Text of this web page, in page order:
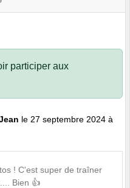
participer aux
le 27 septembre 2024 à
! C'est super de traîner
Bien 👍